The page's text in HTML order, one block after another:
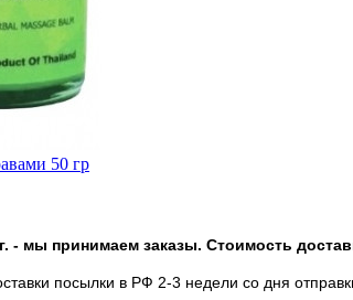
50 гр
- мы принимаем заказы. Стоимость
посылки в РФ 2-3 недели со дня